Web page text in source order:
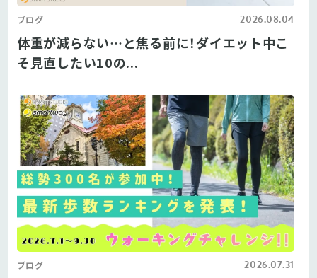
ブログ 2026.08.04
体重が減らない…と焦る前に！ダイエット中こ
そ見直したい10の...
ブログ 2026.07.31